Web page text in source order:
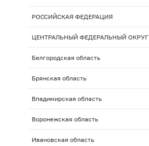
РОССИЙСКАЯ ФЕДЕРАЦИЯ
ЦЕНТРАЛЬНЫЙ ФЕДЕРАЛЬНЫЙ ОКРУГ
Белгородская область
Брянская область
Владимирская область
Воронежская область
Ивановская область